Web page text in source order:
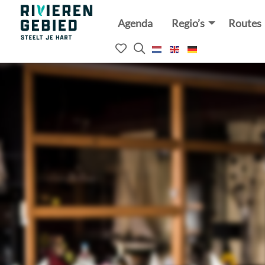
Rivierenland
website
Agenda Regio’s Routes
Mijn
favorieten
Open
het
zoekveld